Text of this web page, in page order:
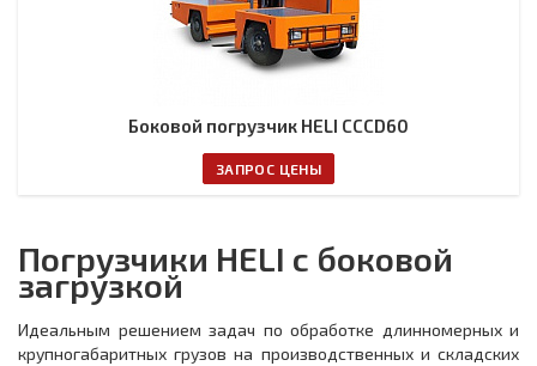
Боковой погрузчик HELI CCCD60
ЗАПРОС ЦЕНЫ
Погрузчики HELI с боковой
загрузкой
Идеальным решением задач по обработке длинномерных и
крупногабаритных грузов на производственных и складских